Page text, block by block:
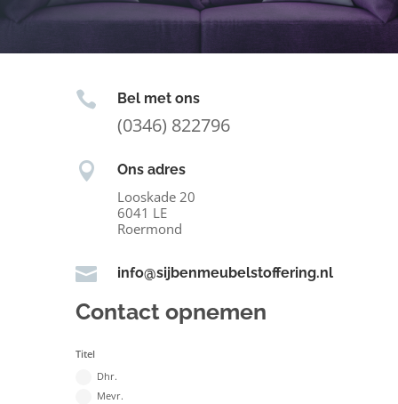
 Bel met ons
(0346) 822796
 Ons adres
Looskade 20
6041 LE
Roermond
 info@sijbenmeubelstoffering.nl
Contact opnemen
Titel
Dhr.
Mevr.